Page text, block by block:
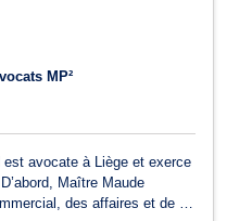
MP²
est avocate à Liège et exerce
Maître Maude
des affaires et de la